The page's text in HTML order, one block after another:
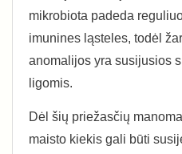
mikrobiota padeda
imunines ląsteles, todėl
anomalijos yra susijusios
ligomis.
Dėl šių priežasčių
maisto kiekis gali būti